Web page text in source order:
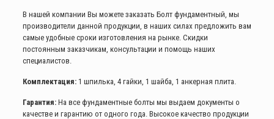
В нашей компании Вы можете заказать Болт фундаментный, мы
производители данной продукции, в наших силах предложить вам
самые удобные сроки изготовления на рынке. Скидки
постоянным заказчикам, консультации и помощь наших
специалистов.
Комплектация:1 шпилька, 4 гайки, 1 шайба, 1 анкерная плита.
Гарантия:На все фундаментные болты мы выдаем документы о
качестве и гарантию от одного года. Высокое качество продукции